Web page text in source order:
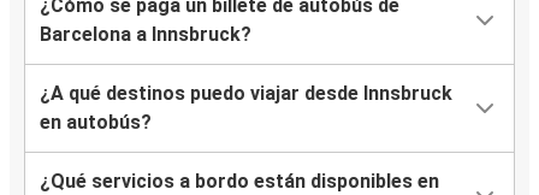
¿Cómo se paga un billete de autobús de
Barcelona a Innsbruck?
¿A qué destinos puedo viajar desde Innsbruck
en autobús?
¿Qué servicios a bordo están disponibles en